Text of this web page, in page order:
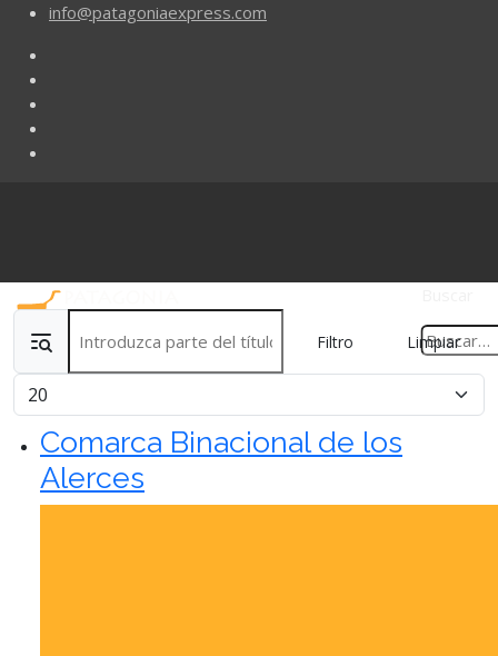
info@patagoniaexpress.com
Filtro Limpiar
Cantidad
Comarca Binacional de los
Alerces